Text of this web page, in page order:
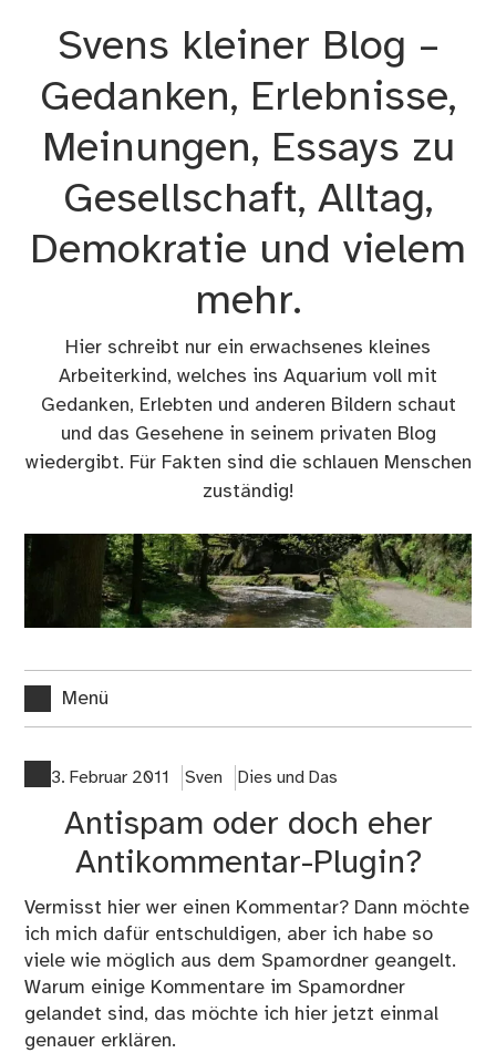
Svens kleiner Blog –
Gedanken, Erlebnisse,
Meinungen, Essays zu
Gesellschaft, Alltag,
Demokratie und vielem
mehr.
Hier schreibt nur ein erwachsenes kleines
Arbeiterkind, welches ins Aquarium voll mit
Gedanken, Erlebten und anderen Bildern schaut
und das Gesehene in seinem privaten Blog
wiedergibt. Für Fakten sind die schlauen Menschen
zuständig!
Menü
3. Februar 2011 Sven Dies und Das
Antispam oder doch eher
Antikommentar-Plugin?
Vermisst hier wer einen Kommentar? Dann möchte
ich mich dafür entschuldigen, aber ich habe so
viele wie möglich aus dem Spamordner geangelt.
Warum einige Kommentare im Spamordner
gelandet sind, das möchte ich hier jetzt einmal
genauer erklären.